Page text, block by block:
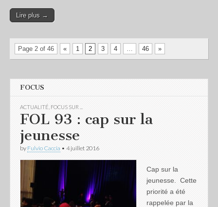
Lire plus →
Page 2 of 46 « 1 2 3 4 46 »
FOCUS
ACTUALITÉ FOCUS SUR ...
FOL 93 : cap sur la
jeunesse
by Fulvio Caccia • 4 juillet 2016
Cap sur la
jeunesse. Cette
priorité a été
rappelée par la